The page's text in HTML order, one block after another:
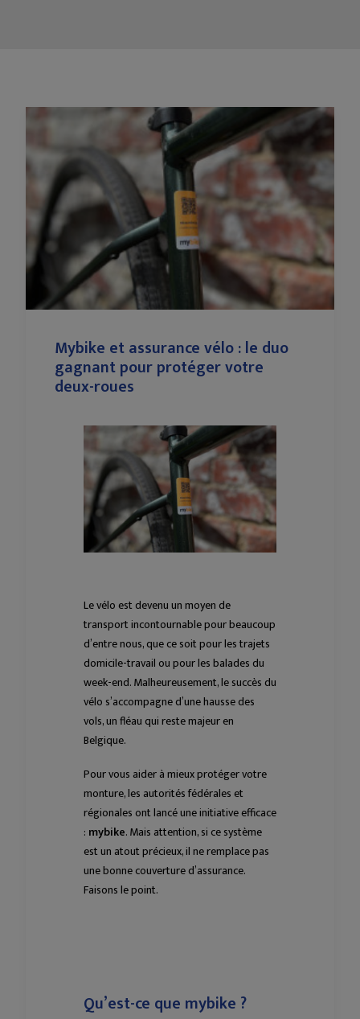
Mybike et assurance vélo : le duo
gagnant pour protéger votre
deux-roues
Le vélo est devenu un moyen de
transport incontournable pour beaucoup
d’entre nous, que ce soit pour les trajets
domicile-travail ou pour les balades du
week-end. Malheureusement, le succès du
vélo s’accompagne d’une hausse des
vols, un fléau qui reste majeur en
Belgique.
Pour vous aider à mieux protéger votre
monture, les autorités fédérales et
régionales ont lancé une initiative efficace
: mybike. Mais attention, si ce système
est un atout précieux, il ne remplace pas
une bonne couverture d’assurance.
Faisons le point.
Qu’est-ce que mybike ?